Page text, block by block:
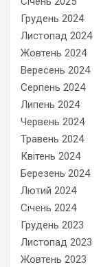
Грудень 2024
Листопад 2024
Жовтень 2024
Вересень 2024
Серпень 2024
Липень 2024
Червень 2024
Травень 2024
Квітень 2024
Березень 2024
Лютий 2024
Січень 2024
Грудень 2023
Листопад 2023
Жовтень 2023